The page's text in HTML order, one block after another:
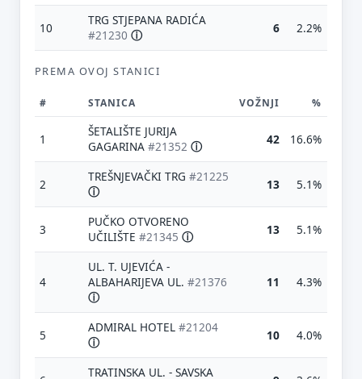
10
TRG STJEPANA RADIĆA
#21230 ⓘ 6 2.2%
PREMA OVOJ STANICI
# STANICA VOŽNJI %
1
ŠETALIŠTE JURIJA
GAGARINA #21352 ⓘ 42 16.6%
2
TREŠNJEVAČKI TRG #21225
ⓘ
13 5.1%
3
PUČKO OTVORENO
UČILIŠTE #21345 ⓘ 13 5.1%
4
UL. T. UJEVIĆA -
ALBAHARIJEVA UL. #21376
ⓘ
11 4.3%
5
ADMIRAL HOTEL #21204
ⓘ
10 4.0%
TRATINSKA UL. - SAVSKA